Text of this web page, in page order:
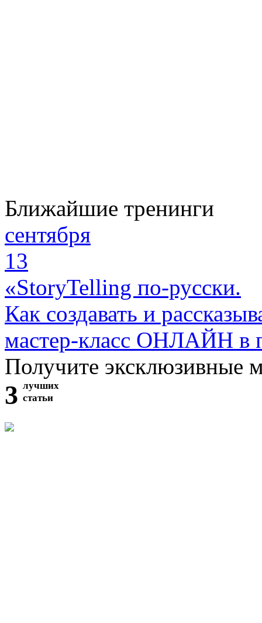
Ближайшие тренинги
сентября
13
«StoryTelling по-русски.
Как создавать и
мастер-класс ОНЛАЙН в
Получите эксклюзивные
3 лучших
статьи